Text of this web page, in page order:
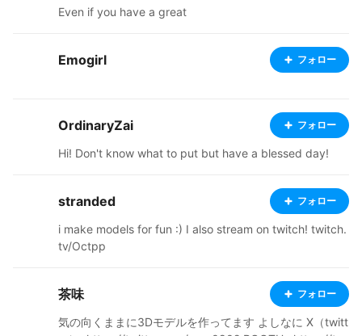
Even if you have a great
Emogirl フォロー
OrdinaryZai フォロー
Hi! Don't know what to put but have a blessed day!
stranded フォロー
i make models for fun :) I also stream on twitch! twitch.
tv/Octpp
茶味 フォロー
気の向くままに3Dモデルを作ってます よしなに X（twitt